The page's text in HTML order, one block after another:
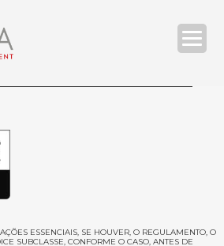
ESSENCIAIS, SE HOUVER, O REGULAMENTO, O
SUBCLASSE, CONFORME O CASO, ANTES DE